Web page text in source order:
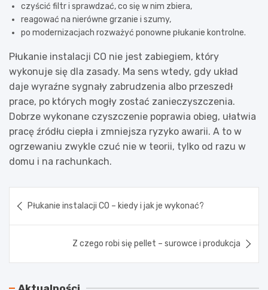
czyścić filtr i sprawdzać, co się w nim zbiera,
reagować na nierówne grzanie i szumy,
po modernizacjach rozważyć ponowne płukanie kontrolne.
Płukanie instalacji CO nie jest zabiegiem, który
wykonuje się dla zasady. Ma sens wtedy, gdy układ
daje wyraźne sygnały zabrudzenia albo przeszedł
prace, po których mogły zostać zanieczyszczenia.
Dobrze wykonane czyszczenie poprawia obieg, ułatwia
pracę źródłu ciepła i zmniejsza ryzyko awarii. A to w
ogrzewaniu zwykle czuć nie w teorii, tylko od razu w
domu i na rachunkach.
wpisu
Płukanie instalacji CO – kiedy i jak je wykonać?
Z czego robi się pellet – surowce i produkcja